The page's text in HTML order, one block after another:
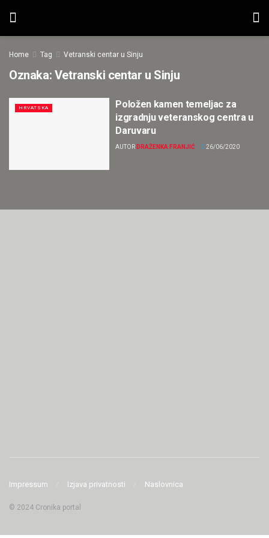
Home Tag Vetranski centar u Sinju
Oznaka: Vetranski centar u Sinju
HRVATSKA
Položen kamen temeljac za
izgradnju veteranskog centra u
Daruvaru
AUTOR DRAŽENKA FRANJIĆ 26/06/2020
Impressum Izjava privatnosti Naslovnica
© 2024 Cronika portal